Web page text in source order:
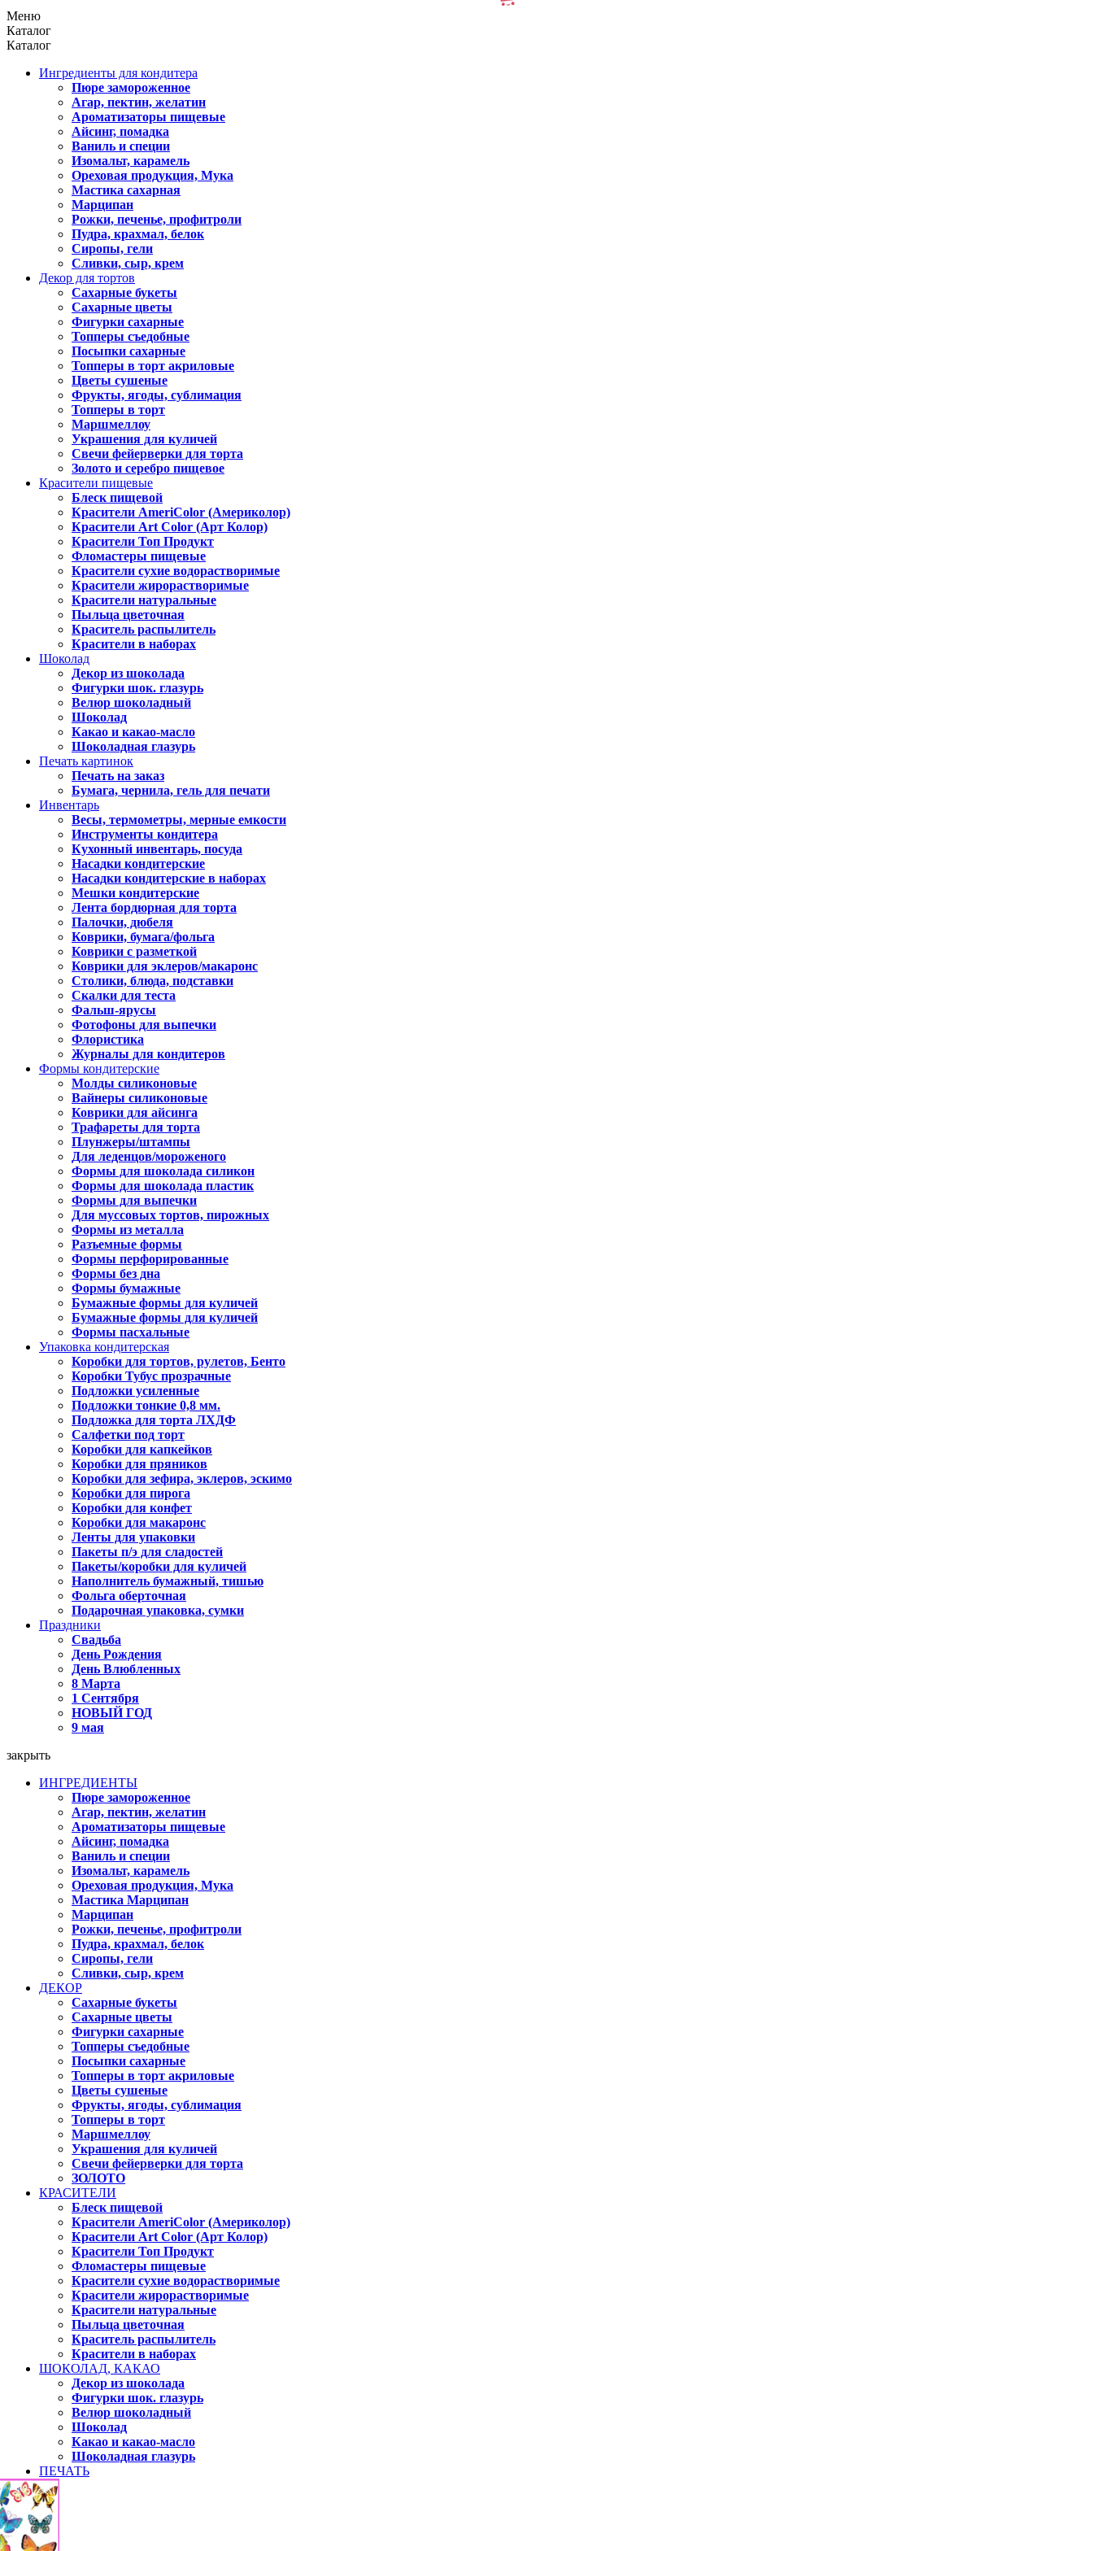
Меню
Каталог
Каталог
Ингредиенты для кондитера
Пюре замороженное
Агар, пектин, желатин
Ароматизаторы пищевые
Айсинг, помадка
Ваниль и специи
Изомальт, карамель
Ореховая продукция, Мука
Мастика сахарная
Марципан
Рожки, печенье, профитроли
Пудра, крахмал, белок
Сиропы, гели
Сливки, сыр, крем
Декор для тортов
Сахарные букеты
Сахарные цветы
Фигурки сахарные
Топперы съедобные
Посыпки сахарные
Топперы в торт акриловые
Цветы сушеные
Фрукты, ягоды, сублимация
Топперы в торт
Маршмеллоу
Украшения для куличей
Свечи фейерверки для торта
Золото и серебро пищевое
Красители пищевые
Блеск пищевой
Красители AmeriColor (Америколор)
Красители Art Color (Арт Колор)
Красители Топ Продукт
Фломастеры пищевые
Красители сухие водорастворимые
Красители жирорастворимые
Красители натуральные
Пыльца цветочная
Краситель распылитель
Красители в наборах
Шоколад
Декор из шоколада
Фигурки шок. глазурь
Велюр шоколадный
Шоколад
Какао и какао-масло
Шоколадная глазурь
Печать картинок
Печать на заказ
Бумага, чернила, гель для печати
Инвентарь
Весы, термометры, мерные емкости
Инструменты кондитера
Кухонный инвентарь, посуда
Насадки кондитерские
Насадки кондитерские в наборах
Мешки кондитерские
Лента бордюрная для торта
Палочки, дюбеля
Коврики, бумага/фольга
Коврики с разметкой
Коврики для эклеров/макаронс
Столики, блюда, подставки
Скалки для теста
Фальш-ярусы
Фотофоны для выпечки
Флористика
Журналы для кондитеров
Формы кондитерские
Молды силиконовые
Вайнеры силиконовые
Коврики для айсинга
Трафареты для торта
Плунжеры/штампы
Для леденцов/мороженого
Формы для шоколада силикон
Формы для шоколада пластик
Формы для выпечки
Для муссовых тортов, пирожных
Формы из металла
Разъемные формы
Формы перфорированные
Формы без дна
Формы бумажные
Бумажные формы для куличей
Бумажные формы для куличей
Формы пасхальные
Упаковка кондитерская
Коробки для тортов, рулетов, Бенто
Коробки Тубус прозрачные
Подложки усиленные
Подложки тонкие 0,8 мм.
Подложка для торта ЛХДФ
Салфетки под торт
Коробки для капкейков
Коробки для пряников
Коробки для зефира, эклеров, эскимо
Коробки для пирога
Коробки для конфет
Коробки для макаронс
Ленты для упаковки
Пакеты п/э для сладостей
Пакеты/коробки для куличей
Наполнитель бумажный, тишью
Фольга оберточная
Подарочная упаковка, сумки
Праздники
Свадьба
День Рождения
День Влюбленных
8 Марта
1 Сентября
НОВЫЙ ГОД
9 мая
закрыть
ИНГРЕДИЕНТЫ
Пюре замороженное
Агар, пектин, желатин
Ароматизаторы пищевые
Айсинг, помадка
Ваниль и специи
Изомальт, карамель
Ореховая продукция, Мука
Мастика Марципан
Марципан
Рожки, печенье, профитроли
Пудра, крахмал, белок
Сиропы, гели
Сливки, сыр, крем
ДЕКОР
Сахарные букеты
Сахарные цветы
Фигурки сахарные
Топперы съедобные
Посыпки сахарные
Топперы в торт акриловые
Цветы сушеные
Фрукты, ягоды, сублимация
Топперы в торт
Маршмеллоу
Украшения для куличей
Свечи фейерверки для торта
ЗОЛОТО
КРАСИТЕЛИ
Блеск пищевой
Красители AmeriColor (Америколор)
Красители Art Color (Арт Колор)
Красители Топ Продукт
Фломастеры пищевые
Красители сухие водорастворимые
Красители жирорастворимые
Красители натуральные
Пыльца цветочная
Краситель распылитель
Красители в наборах
ШОКОЛАД, КАКАО
Декор из шоколада
Фигурки шок. глазурь
Велюр шоколадный
Шоколад
Какао и какао-масло
Шоколадная глазурь
ПЕЧАТЬ